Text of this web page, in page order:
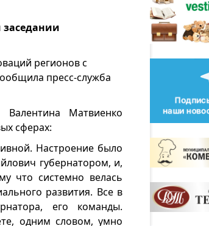
регионов с
пресс-служба
Матвиенко
сферах:
Настроение было
губернатором, и,
что системно велась
развития. Все в
его команды.
одним словом, умно